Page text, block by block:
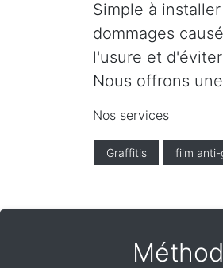
Simple à
dommages
l'usure et
Nous offrons
Nos services
Graffitis film